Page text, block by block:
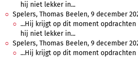
hij niet lekker in...
Spelers, Thomas Beelen, 9 december
...Hij krijgt op dit moment opdrachten
hij niet lekker in...
Spelers, Thomas Beelen, 9 december
...Hij krijgt op dit moment opdrachten